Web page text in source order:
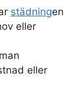
städningen
eller
eller